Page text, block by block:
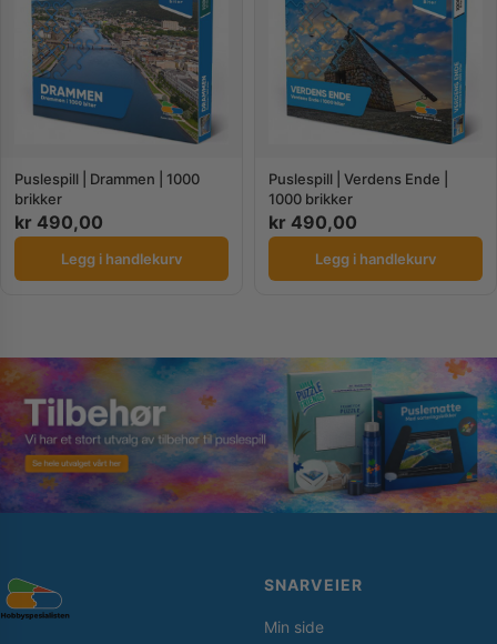
Puslespill | Drammen | 1000
brikker
kr 490,00
Legg i handlekurv
Puslespill | Verdens Ende |
1000 brikker
kr 490,00
Legg i handlekurv
SNARVEIER
Min side